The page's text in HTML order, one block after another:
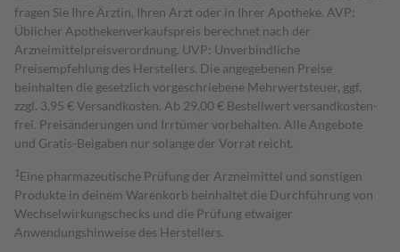
fragen Sie Ihre Ärztin, Ihren Arzt oder in Ihrer Apotheke. AVP:
Üblicher Apothekenverkaufspreis berechnet nach der
Arzneimittelpreisverordnung. UVP: Unverbindliche
Preisempfehlung des Herstellers. Die angegebenen Preise
beinhalten die gesetzlich vorgeschriebene Mehrwertsteuer, ggf.
zzgl. 3,95 € Versandkosten. Ab 29,00 € Bestell­wert versand­kosten­
frei. Preisänderungen und Irrtümer vorbehalten. Alle Angebote
und Gratis-Beigaben nur solange der Vorrat reicht.
1 Eine pharmazeutische Prüfung der Arzneimittel und sonstigen
Produkte in deinem Warenkorb beinhaltet die Durchführung von
Wechselwirkungschecks und die Prüfung etwaiger
Anwendungshinweise des Herstellers.